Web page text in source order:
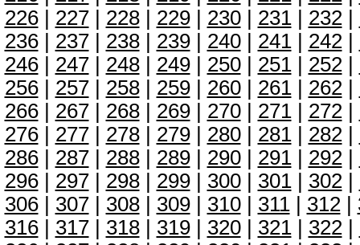
226| 227| 228| 229| 230| 231| 232|
236| 237| 238| 239| 240| 241| 242|
246| 247| 248| 249| 250| 251| 252|
256| 257| 258| 259| 260| 261| 262|
266| 267| 268| 269| 270| 271| 272|
276| 277| 278| 279| 280| 281| 282|
286| 287| 288| 289| 290| 291| 292|
296| 297| 298| 299| 300| 301| 302|
306| 307| 308| 309| 310| 311| 312|
316| 317| 318| 319| 320| 321| 322|